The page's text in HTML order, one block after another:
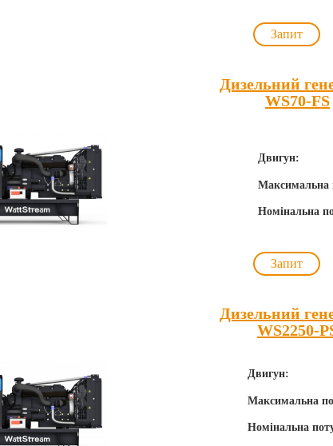
Запит
Дизельний
WS70-FS
Двигун:
Максимальна
Номінальна
Запит
Дизельний
WS2250-
Двигун:
Максимальна
Номінальна